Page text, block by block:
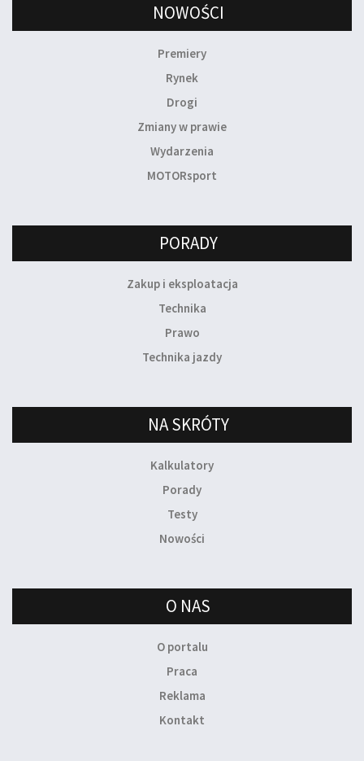
NOWOŚCI
Premiery
Rynek
Drogi
Zmiany w prawie
Wydarzenia
MOTORsport
PORADY
Zakup i eksploatacja
Technika
Prawo
Technika jazdy
NA SKRÓTY
Kalkulatory
Porady
Testy
Nowości
O NAS
O portalu
Praca
Reklama
Kontakt